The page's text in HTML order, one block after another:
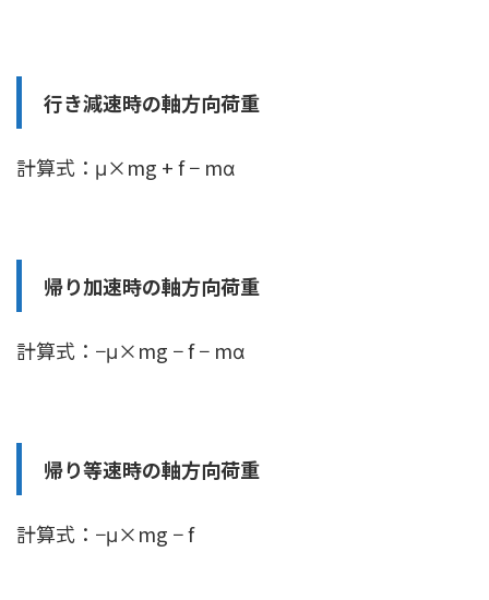
行き減速時の軸方向荷重
計算式：μ×mg + f − mα
帰り加速時の軸方向荷重
計算式：−μ×mg − f − mα
帰り等速時の軸方向荷重
計算式：−μ×mg − f